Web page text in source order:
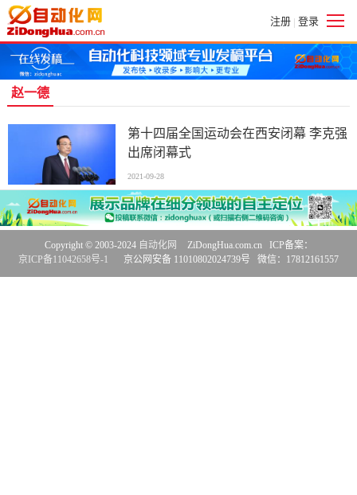
注册 | 登录
赵一德
第十四届全国运动会在西安闭幕 李克强
出席闭幕式
2021-09-28
Copyright © 2003-2024 自动化网
ZiDongHua.com.cn ICP备案：
京ICP备11042658号-1
京公网安备 11010802024739号 微信：17812161557